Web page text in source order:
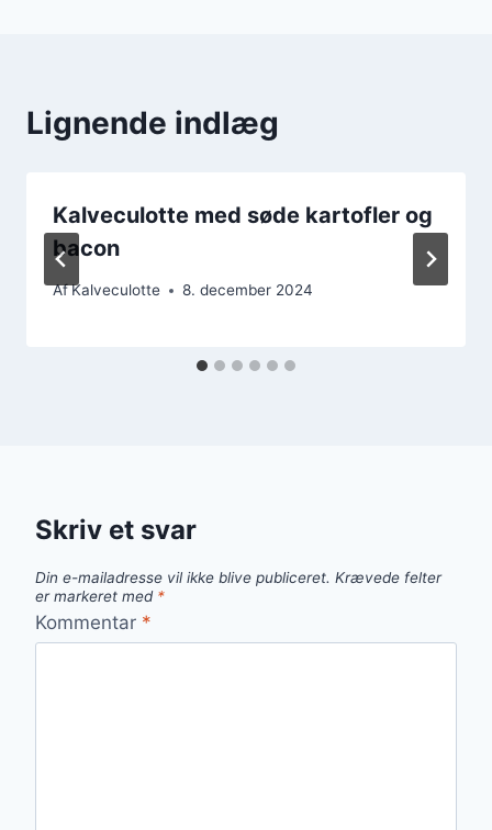
Lignende indlæg
Kalveculotte med søde kartofler og
bacon
AfKalveculotte 8. december 2024
Skriv et svar
Din e-mailadresse vil ikke blive publiceret. Krævede felter
er markeret med *
Kommentar *